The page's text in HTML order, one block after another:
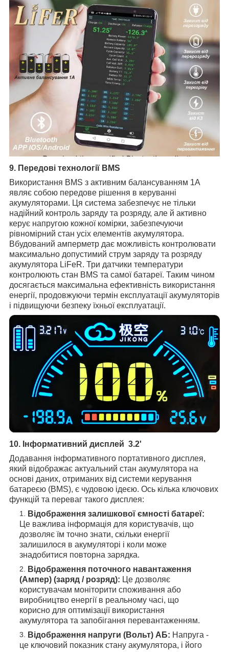
9. Передові технології BMS
Використання BMS з активним балансуванням 1А
являє собою передове рішення в керуванні
акумуляторами. Ця система забезпечує не тільки
надійний контроль заряду та розряду, але й активно
керує напругою кожної комірки, забезпечуючи
рівномірний стан усіх елементів акумулятора.
Вбудований амперметр дає можливість контролювати
максимально допустимий струм заряду та розряду
акумулятора LiFeR. Три датчики температури
контролюють стан BMS та самої батареї. Таким чином
досягається максимальна ефективність використання
енергії, продовжуючи термін експлуатації акумуляторів
і підвищуючи безпеку їхньої експлуатації.
10. Інформативний дисплей 3.2'
Додавання інформативного портативного дисплея,
який відображає актуальний стан акумулятора на
основі даних, отриманих від системи керування
батареєю (BMS), є чудовою ідеєю. Ось кілька ключових
функцій та переваг такого дисплея:
Відображення залишкової ємності батареї:
Це важлива інформація для користувачів, що
дозволяє їм точно знати, скільки енергії
залишилося в акумуляторі і коли може
знадобитися повторна зарядка.
Відображення поточного навантаження
(Ампер) (заряд / розряд): Це дозволяє
користувачам моніторити споживання або
виробництво енергії в реальному часі, що
корисно для оптимізації використання
акумулятора та запобігання перевантаженням.
Відображення напруги (Вольт) АБ: Напруга -
це ключовий показник стану акумулятора, і його